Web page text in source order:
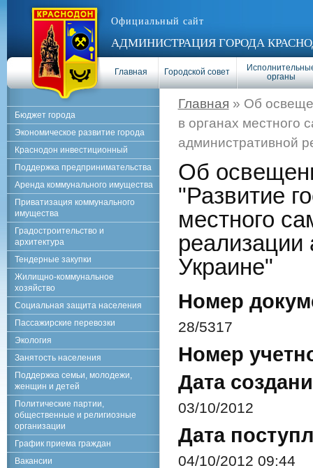
Официальный сайт
АДМИНИСТРАЦИЯ ГОРОДА
Главная Городской совет
органы
Главная » Об
в органах местного
административной
Об
"Развитие
местного
Украине"
Номер
28/5317
Номер
Дата
03/10/2012
Дата
04/10/2012 09:44
Бюджет города
Экономическое развитие города
Краснодон инвестиционный
Поддержка предпринимательства
Аренда коммунального имущества
Приватизация коммунального
имущества
Градостроительство и
архитектура
Тендерные закупки
Жилищно-коммунальное
хозяйство
Социальная защита населения
Пассажирские перевозки
Экология
Занятость населения
Поддержка семьи, молодежи,
женщин и детей
Политические партии,
общественные и религиозные
организации
График приема граждан
Вакансии